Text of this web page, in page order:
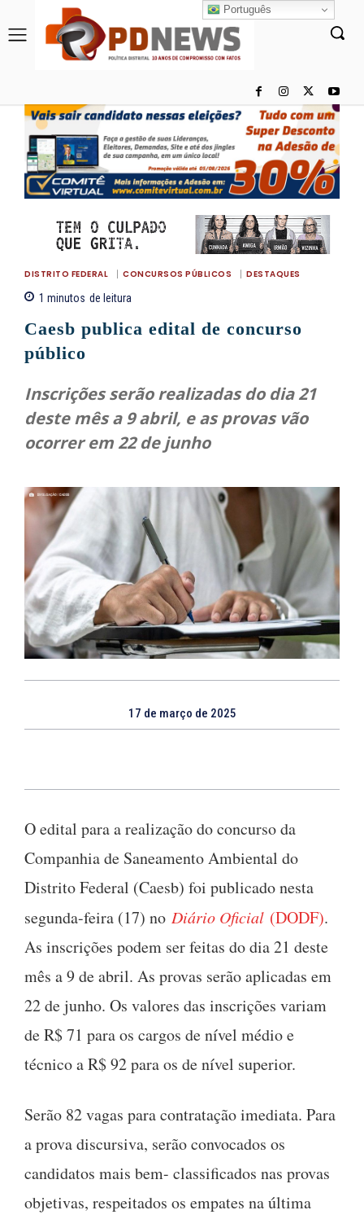
DISTRITO FEDERAL CONCURSOS PÚBLICOS DESTAQUES
1 minutos de leitura
Caesb publica edital de concurso
público
Inscrições serão realizadas do dia 21
deste mês a 9 abril, e as provas vão
ocorrer em 22 de junho
17 de março de 2025
O edital para a realização do concurso da
Companhia de Saneamento Ambiental do
Distrito Federal (Caesb) foi publicado nesta
segunda-feira (17) no Diário Oficial (DODF).
As inscrições podem ser feitas do dia 21 deste
mês a 9 de abril. As provas serão aplicadas em
22 de junho. Os valores das inscrições variam
de R$ 71 para os cargos de nível médio e
técnico a R$ 92 para os de nível superior.
Serão 82 vagas para contratação imediata. Para
a prova discursiva, serão convocados os
candidatos mais bem- classificados nas provas
objetivas, respeitados os empates na última
Português